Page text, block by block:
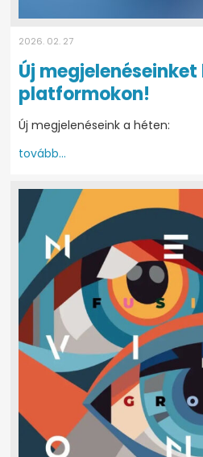
2026. 02. 27
Új megjelenéseinket
platformokon!
Új megjelenéseink a héten:
tovább...